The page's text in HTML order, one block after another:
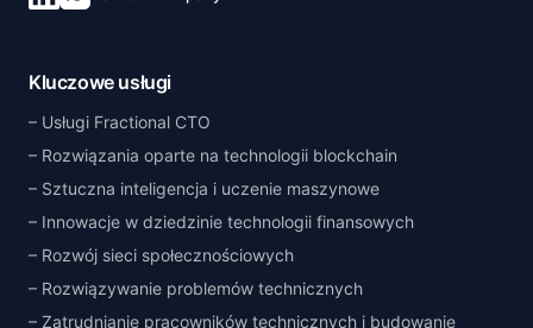
Kluczowe usługi
Usługi Fractional CTO
Rozwiązania oparte na technologii blockchain
Sztuczna inteligencja i uczenie maszynowe
Innowacje w dziedzinie technologii finansowych
Rozwój sieci społecznościowych
Rozwiązywanie problemów technicznych
Zatrudnianie pracowników technicznych i budowanie